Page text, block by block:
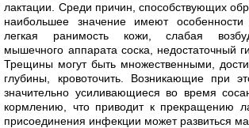
лактации. Среди причин, способствующих
наибольшее значение имеют особенности
легкая ранимость кожи, слабая
мышечного аппарата соска, недостаточный
Трещины могут быть множественными,
глубины, кровоточить. Возникающие при
значительно усиливающиеся во время
кормлению, что приводит к прекращению
присоединения инфекции может развиться